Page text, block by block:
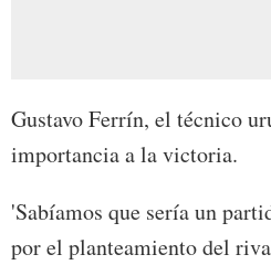
Gustavo Ferrín, el técnico
importancia a la victoria.
'Sabíamos que sería un
por el planteamiento del